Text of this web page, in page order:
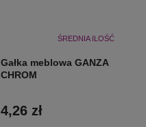
ŚREDNIA ILOŚĆ
Gałka meblowa GANZA
CHROM
4,26 zł